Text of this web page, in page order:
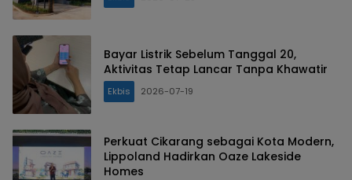
Bayar Listrik Sebelum Tanggal 20,
Aktivitas Tetap Lancar Tanpa Khawatir
Ekbis 2026-07-19
Perkuat Cikarang sebagai Kota Modern,
Lippoland Hadirkan Oaze Lakeside
Homes